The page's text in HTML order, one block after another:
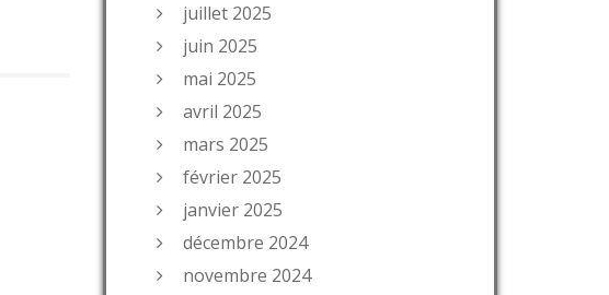
juillet 2025
juin 2025
mai 2025
avril 2025
mars 2025
février 2025
janvier 2025
décembre 2024
novembre 2024